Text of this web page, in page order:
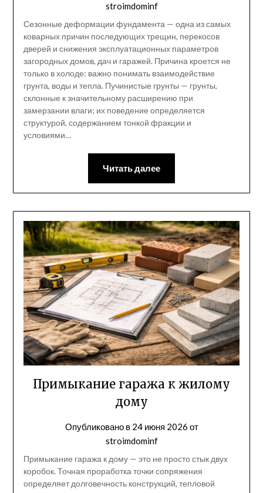
stroimdominf
Сезонные деформации фундамента — одна из самых
коварных причин последующих трещин, перекосов
дверей и снижения эксплуатационных параметров
загородных домов, дач и гаражей. Причина кроется не
только в холоде: важно понимать взаимодействие
грунта, воды и тепла. Пучинистые грунты — грунты,
склонные к значительному расширению при
замерзании влаги; их поведение определяется
структурой, содержанием тонкой фракции и
условиями…
Читать далее
Примыкание гаража к жилому
дому
Опубликовано в 24 июня 2026 от
stroimdominf
Примыкание гаража к дому — это не просто стык двух
коробок. Точная проработка точки сопряжения
определяет долговечность конструкций, тепловой